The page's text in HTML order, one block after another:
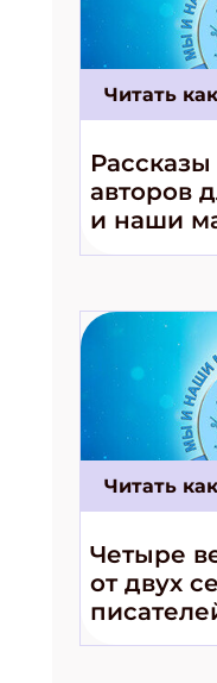
Читать
авторов
и наши
Читать
Четыре
от двух